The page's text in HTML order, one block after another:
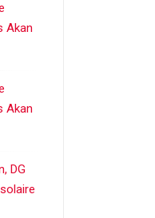
Akan
Akan
DG